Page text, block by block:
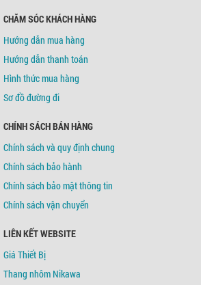
CHĂM SÓC KHÁCH HÀNG
Hướng dẫn mua hàng
Hướng dẫn thanh toán
Hình thức mua hàng
Sơ đồ đường đi
CHÍNH SÁCH BÁN HÀNG
Chính sách và quy định chung
Chính sách bảo hành
Chính sách bảo mật thông tin
Chính sách vận chuyển
LIÊN KẾT WEBSITE
Giá Thiết Bị
Thang nhôm Nikawa